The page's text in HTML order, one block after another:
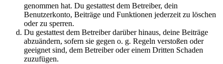
genommen hat. Du gestattest dem Betreiber, dein
Benutzerkonto, Beiträge und Funktionen jederzeit zu löschen
oder zu sperren.
Du gestattest dem Betreiber darüber hinaus, deine Beiträge
abzuändern, sofern sie gegen o. g. Regeln verstoßen oder
geeignet sind, dem Betreiber oder einem Dritten Schaden
zuzufügen.